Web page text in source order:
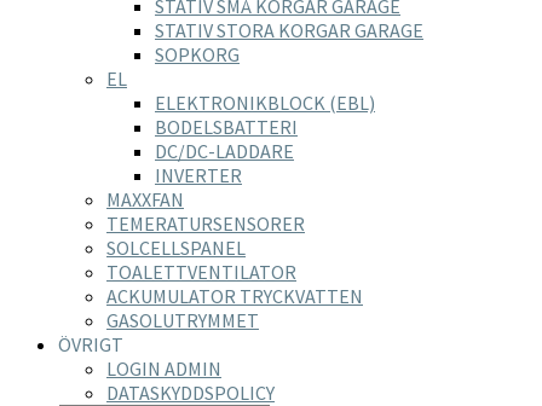
STATIV SMÅ KORGAR GARAGE
STATIV STORA KORGAR GARAGE
SOPKORG
EL
ELEKTRONIKBLOCK (EBL)
BODELSBATTERI
DC/DC-LADDARE
INVERTER
MAXXFAN
TEMERATURSENSORER
SOLCELLSPANEL
TOALETTVENTILATOR
ACKUMULATOR TRYCKVATTEN
GASOLUTRYMMET
ÖVRIGT
LOGIN ADMIN
DATASKYDDSPOLICY